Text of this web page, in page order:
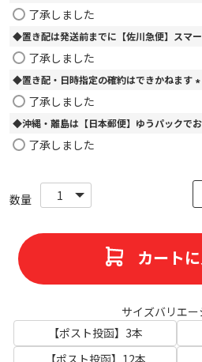
了承しました
◆置き配は発送前までに【佐川急便】スマ
了承しました
◆置き配・日時指定の確約はできかねます
了承しました
◆沖縄・離島は【日本郵便】ゆうパックで
了承しました
カート
サイズバリエー
【ポスト投函】3本